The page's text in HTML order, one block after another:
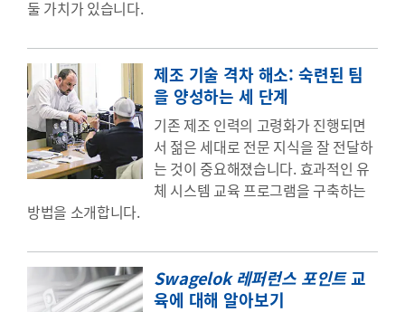
둘 가치가 있습니다.
제조 기술 격차 해소: 숙련된 팀
을 양성하는 세 단계
기존 제조 인력의 고령화가 진행되면
서 젊은 세대로 전문 지식을 잘 전달하
는 것이 중요해졌습니다. 효과적인 유
체 시스템 교육 프로그램을 구축하는
방법을 소개합니다.
Swagelok 레퍼런스 포인트교
육에 대해 알아보기